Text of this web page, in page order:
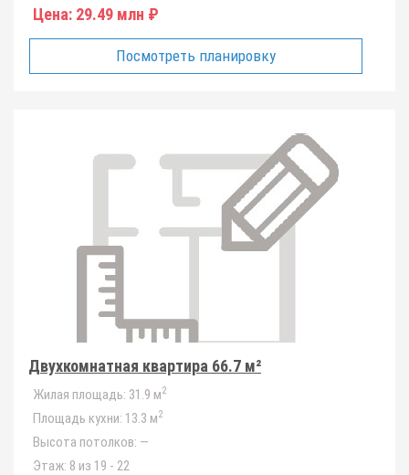
Цена: 29.49 млн ₽
Посмотреть планировку
Двухкомнатная квартира 66.7 м²
Жилая площадь: 31.9 м2
Площадь кухни: 13.3 м2
Высота потолков: —
Этаж: 8 из 19 - 22